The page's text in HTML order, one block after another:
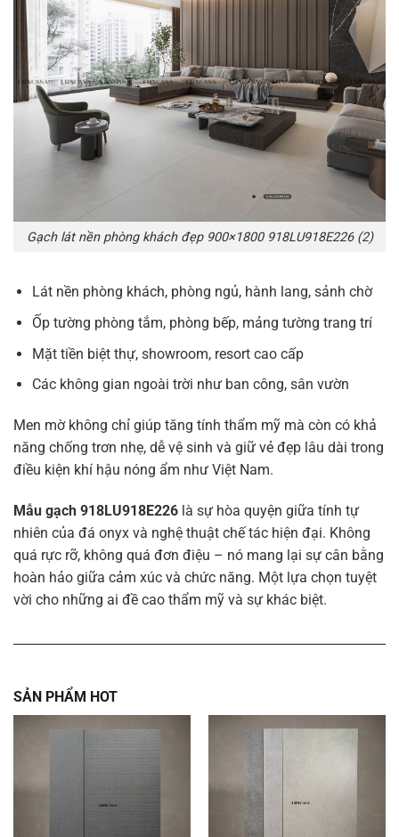
Gạch lát nền phòng khách đẹp 900×1800 918LU918E226 (2)
Lát nền phòng khách, phòng ngủ, hành lang, sảnh chờ
Ốp tường phòng tắm, phòng bếp, mảng tường trang trí
Mặt tiền biệt thự, showroom, resort cao cấp
Các không gian ngoài trời như ban công, sân vườn
Men mờ không chỉ giúp tăng tính thẩm mỹ mà còn có khả
năng chống trơn nhẹ, dễ vệ sinh và giữ vẻ đẹp lâu dài trong
điều kiện khí hậu nóng ẩm như Việt Nam.
Mẫu gạch 918LU918E226 là sự hòa quyện giữa tính tự
nhiên của đá onyx và nghệ thuật chế tác hiện đại. Không
quá rực rỡ, không quá đơn điệu – nó mang lại sự cân bằng
hoàn hảo giữa cảm xúc và chức năng. Một lựa chọn tuyệt
vời cho những ai đề cao thẩm mỹ và sự khác biệt.
SẢN PHẨM HOT